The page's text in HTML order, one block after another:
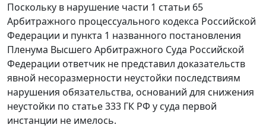
Поскольку в нарушение части 1 статьи 65
Арбитражного процессуального кодекса Российской
Федерации и пункта 1 названного постановления
Пленума Высшего Арбитражного Суда Российской
Федерации ответчик не представил доказательств
явной несоразмерности неустойки последствиям
нарушения обязательства, оснований для снижения
неустойки по статье 333 ГК РФ у суда первой
инстанции не имелось.